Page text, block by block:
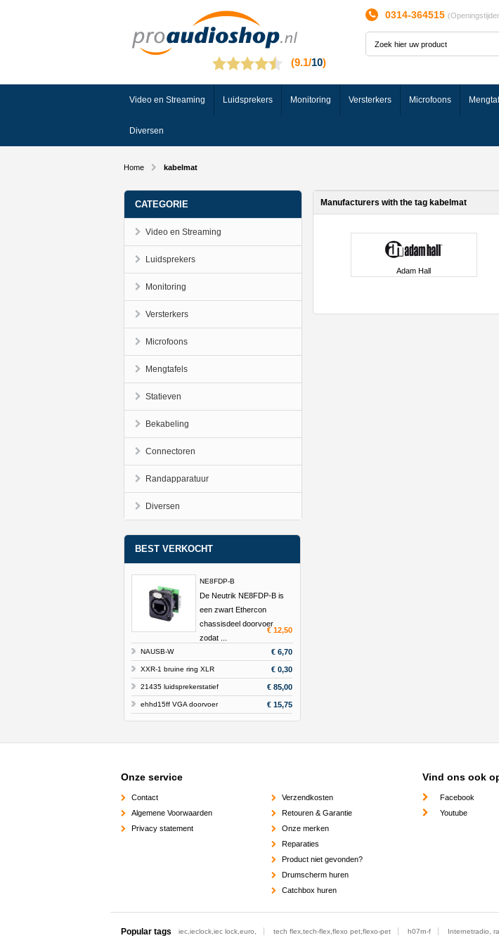
0314-364515 (
Video en Streaming Luidsprekers Monitoring Versterkers Microfoons
Diversen
Home kabelmat
CATEGORIE
Video en Streaming
Luidsprekers
Monitoring
Versterkers
Microfoons
Mengtafels
Statieven
Bekabeling
Connectoren
Randapparatuur
Diversen
BEST VERKOCHT
NE8FDP-B
De Neutrik NE8FDP-B is
een zwart Ethercon
chassisdeel doorvoer
zodat ...
€ 12,50
NAUSB-W € 6,70
XXR-1 bruine ring XLR € 0,30
21435 luidsprekerstatief € 85,00
ehhd15ff VGA doorvoer € 15,75
Manufacturers with the tag kabelmat
Adam Hall
Onze service
Contact
Algemene Voorwaarden
Privacy statement
Verzendkosten
Retouren & Garantie
Onze merken
Reparaties
Product niet gevonden?
Drumscherm huren
Catchbox huren
Vind ons ook
Facebook
Youtube
Popular tags iec,ieclock,iec lock,euro, tech flex,tech-flex,flexo pet,flexo-pet h07rn-f Internetradio,